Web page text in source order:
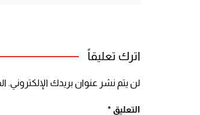
اترك تعليقاً
لن يتم نشر عنوان بريدك الإلكتروني.
التعليق *